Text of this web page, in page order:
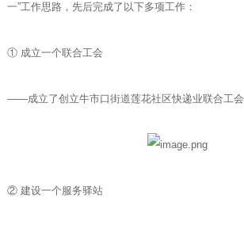
一”工作思路，先后完成了以下多项工作：
① 成立一个联合工会
——成立了创立牛市口街道莲花社区快递业联合工会
② 建设一个服务驿站